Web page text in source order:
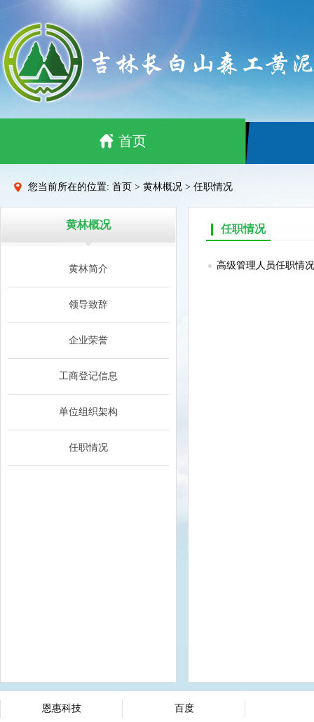
首页
您当前所在的位置: 首页 > 黄林概况 > 任职情况
黄林概况
黄林简介
领导致辞
企业荣誉
工商登记信息
单位组织架构
任职情况
任职情况
高级管理人员任职情况
恩惠科技 百度